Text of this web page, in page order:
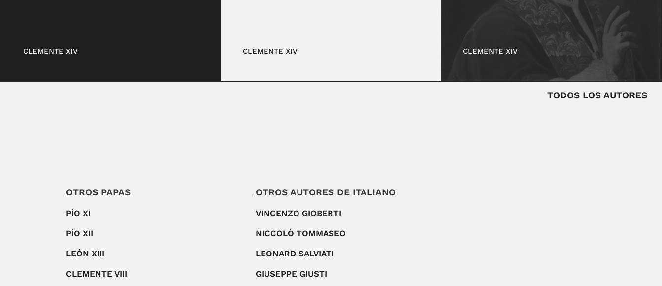
CLEMENTE XIV CLEMENTE XIV CLEMENTE XIV
TODOS LOS AUTORES
OTROS PAPAS
PÍO XI
PÍO XII
LEÓN XIII
CLEMENTE VIII
OTROS AUTORES DE ITALIANO
VINCENZO GIOBERTI
NICCOLÒ TOMMASEO
LEONARD SALVIATI
GIUSEPPE GIUSTI